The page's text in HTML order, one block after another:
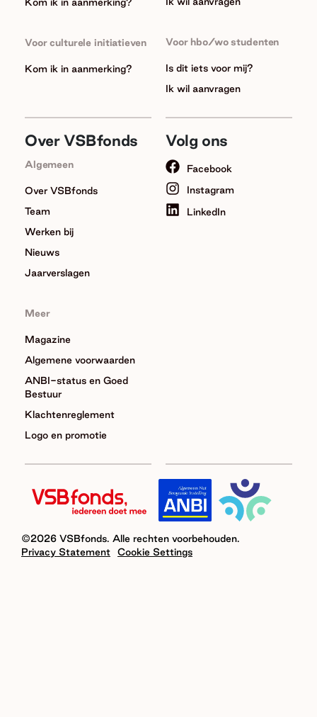
Voor culturele initiatieven
Kom ik in aanmerking?
Voor hbo/wo studenten
Is dit iets voor mij?
Ik wil aanvragen
Over VSBfonds
Algemeen
Over VSBfonds
Team
Werken bij
Nieuws
Jaarverslagen
Meer
Magazine
Algemene voorwaarden
ANBI-status en Goed
Bestuur
Klachtenreglement
Logo en promotie
Volg ons
Facebook
Instagram
LinkedIn
©2026 VSBfonds. Alle rechten voorbehouden.
Privacy Statement
Cookie Settings